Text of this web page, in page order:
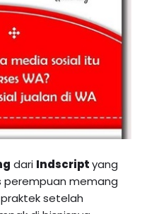
dari Indscriptyang
perempuan memang
setelah